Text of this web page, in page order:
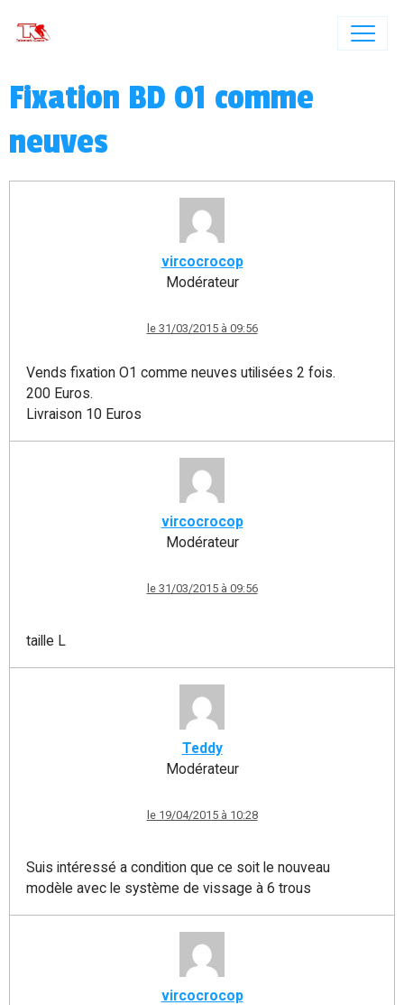
Fixation BD O1 comme
neuves
vircocrocop
Modérateur
le 31/03/2015 à 09:56
Vends fixation O1 comme neuves utilisées 2 fois.
200 Euros.
Livraison 10 Euros
vircocrocop
Modérateur
le 31/03/2015 à 09:56
taille L
Teddy
Modérateur
le 19/04/2015 à 10:28
Suis intéressé a condition que ce soit le nouveau
modèle avec le système de vissage à 6 trous
vircocrocop